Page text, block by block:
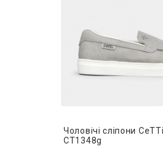
Чоловічі сліпони CeTTi
CT1348g